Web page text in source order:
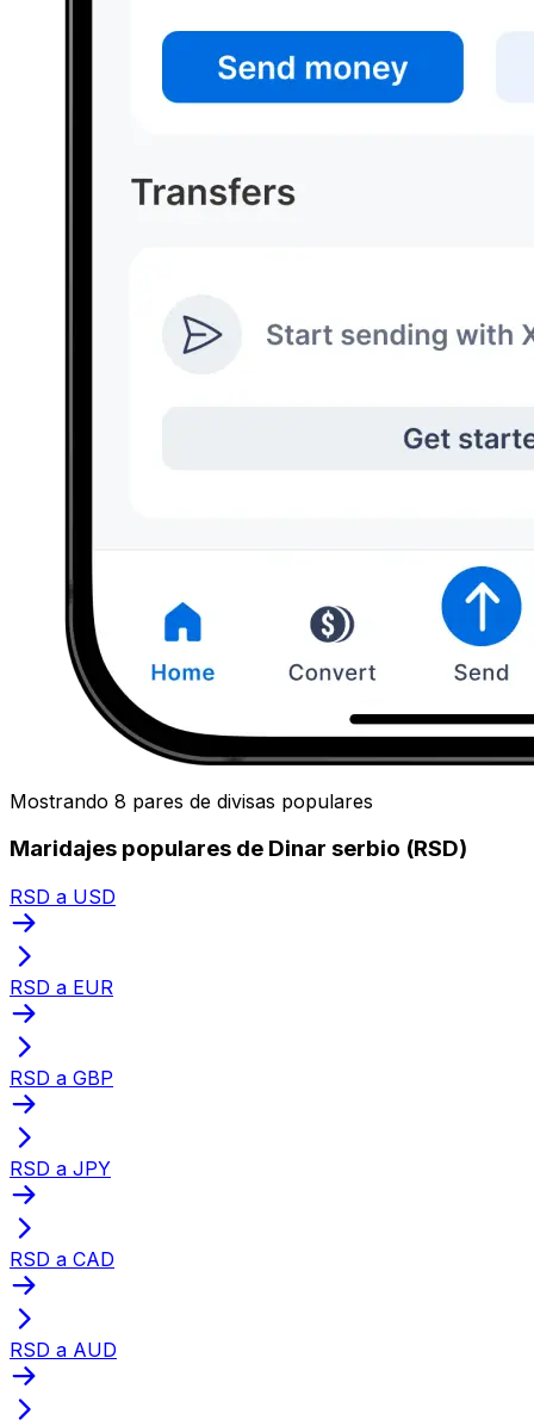
Mostrando 8 pares de divisas populares
Maridajes populares de Dinar serbio (RSD)
RSD a USD
RSD a EUR
RSD a GBP
RSD a JPY
RSD a CAD
RSD a AUD